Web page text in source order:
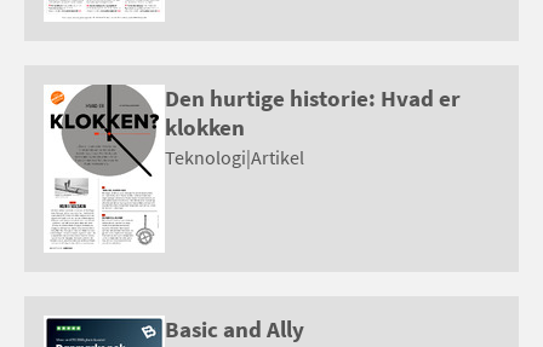
Den hurtige historie: Hvad er
klokken
Teknologi|Artikel
Basic and Ally